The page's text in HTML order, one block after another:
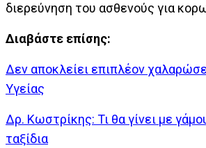
διερεύνηση του ασθενούς για
Διαβάστε επίσης:
Δεν αποκλείει επιπλέον
Υγείας
Δρ. Κωστρίκης: Τι θα γίνει με
ταξίδια